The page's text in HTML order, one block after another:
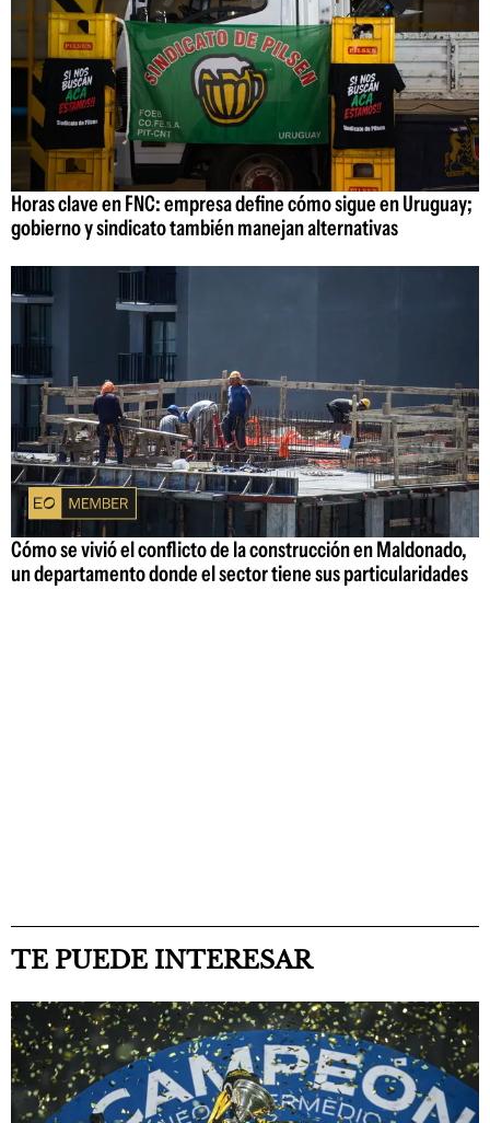
Horas clave en FNC: empresa define cómo sigue en Uruguay;
gobierno y sindicato también manejan alternativas
Cómo se vivió el conflicto de la construcción en Maldonado,
un departamento donde el sector tiene sus particularidades
TE PUEDE INTERESAR